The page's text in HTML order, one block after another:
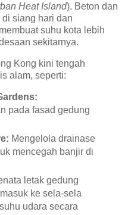
Heat Island). Beton dan
siang hari dan
suhu kota lebih
sekitarnya.
Kong kini tengah
alam, seperti:
pada fasad gedung
Mengelola drainase
mencegah banjir di
letak gedung
ke sela-sela
udara secara